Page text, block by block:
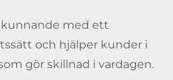
med ett
och hjälper kunder i
gör skillnad i vardagen.